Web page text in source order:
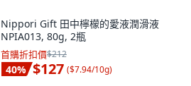
Nippori Gift 田中檸檬的愛液潤滑液
NPIA013, 80g, 2瓶
首購折扣價$212
40% $127 ($7.94/10g)